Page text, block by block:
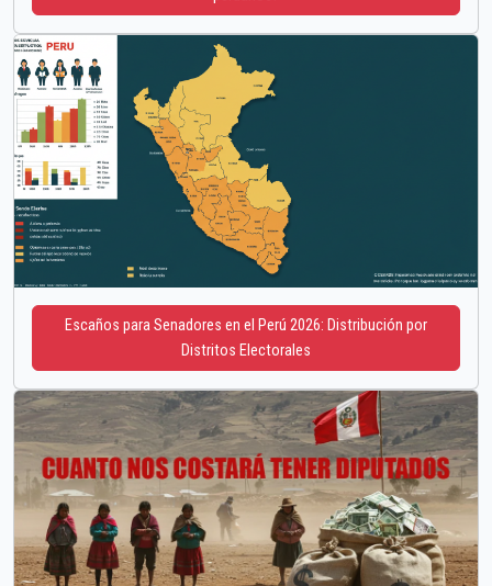
Escaños para Senadores en el Perú 2026: Distribución por
Distritos Electorales